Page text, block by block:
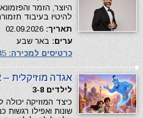
היוצר, הזמר
להיטיו בעיבוד
תאריך:
ערים: באר שבע
כרטיסים למכירה:
אגדה מוזיקלית –
לילדים 3-8
כיצד המוזיקה
שונות ואפילו